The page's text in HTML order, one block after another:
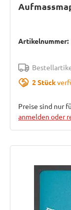
Artikelnummer:
2 Stück
Preise sind nur
anmelden oder